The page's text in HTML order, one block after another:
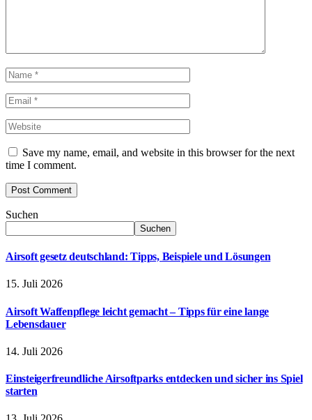
Save my name, email, and website in this browser for the next
time I comment.
Suchen
Suchen
Airsoft gesetz deutschland: Tipps, Beispiele und Lösungen
15. Juli 2026
Airsoft Waffenpflege leicht gemacht – Tipps für eine lange
Lebensdauer
14. Juli 2026
Einsteigerfreundliche Airsoftparks entdecken und sicher ins Spiel
starten